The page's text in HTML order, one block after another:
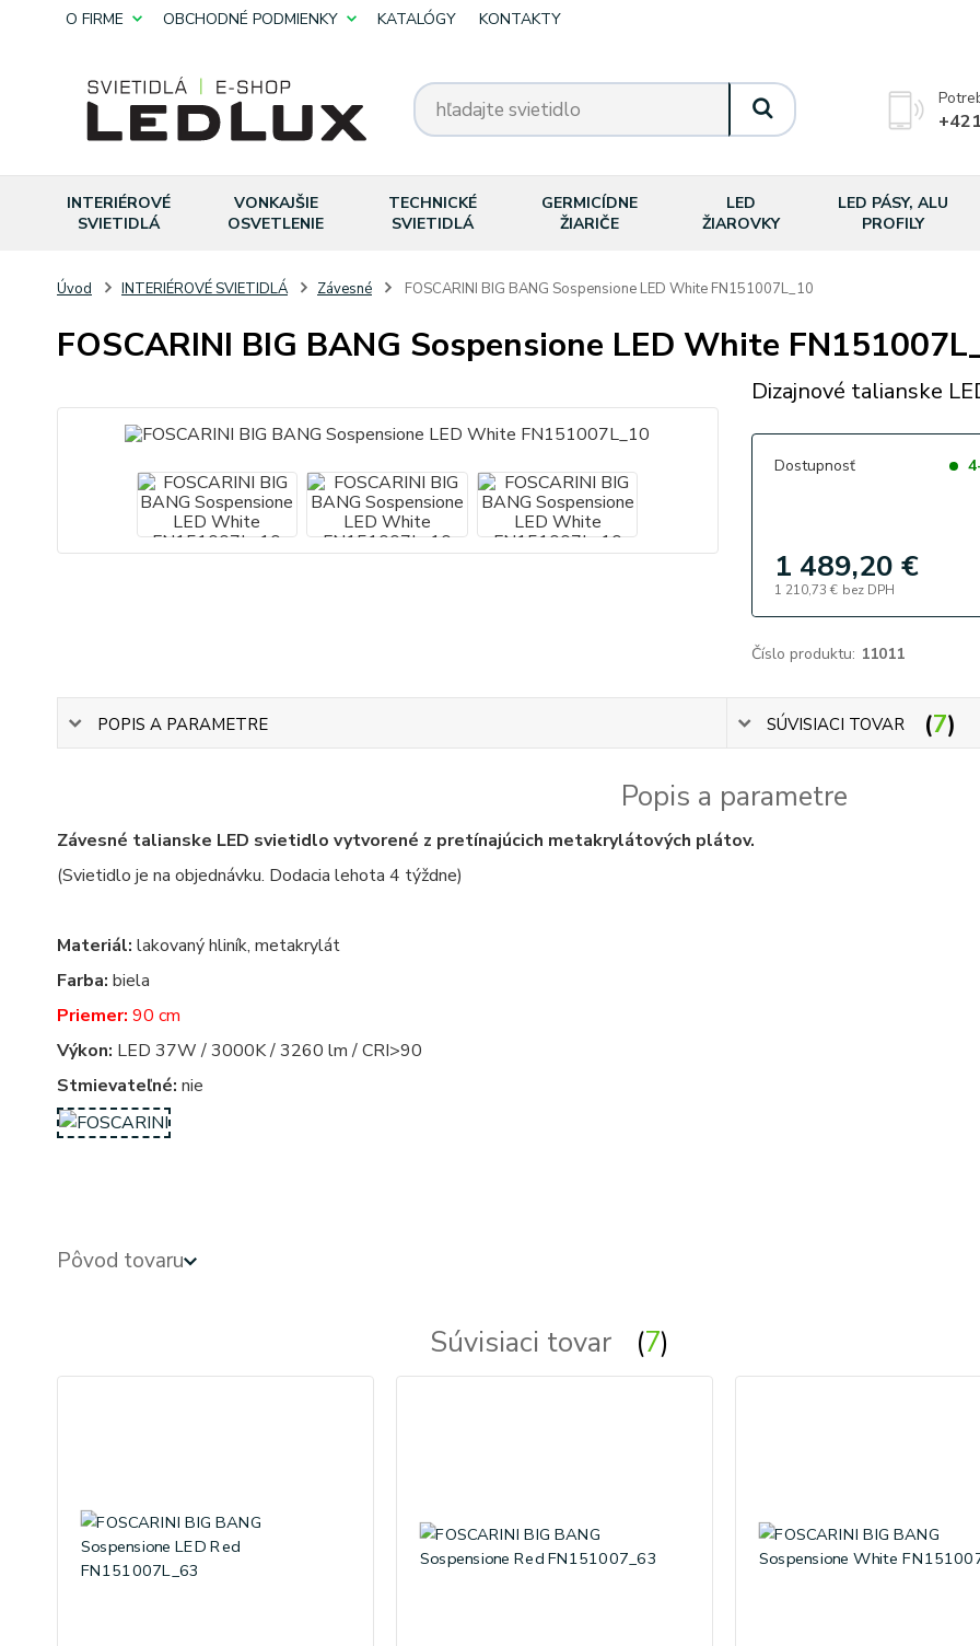
O FIRME OBCHODNÉ PODMIENKY KATALÓGY KONTAKTY
INTERIÉROVÉ
SVIETIDLÁ
VONKAJŠIE
OSVETLENIE
TECHNICKÉ
SVIETIDLÁ
GERMICÍDNE
ŽIARIČE
LED
ŽIAROVKY
LED PÁSY, ALU
PROFILY
Úvod INTERIÉROVÉ SVIETIDLÁ Závesné FOSCARINI BIG BANG Sospensione LED White FN151007L_10
FOSCARINI BIG BANG Sospensione LED White
Dizajnové talianske
Dostupnosť
1 489,20 €
1 210,73 € bez DPH
Číslo produktu: 11011
POPIS A PARAMETRE SÚVISIACI TOVAR 7
Popis a parametre
Závesné talianske LED svietidlo vytvorené z pretínajúcich metakrylátových plátov.
(Svietidlo je na objednávku. Dodacia lehota 4 týždne)
Materiál: lakovaný hliník, metakrylát
Farba: biela
Priemer: 90 cm
Výkon: LED 37W / 3000K / 3260 lm / CRI>90
Stmievateľné: nie
Pôvod tovaru
Súvisiaci tovar 7